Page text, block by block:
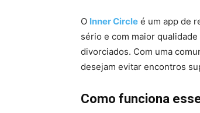
O Inner Circle é um app de
sério e com maior
divorciados. Com uma
desejam evitar encontros
Como funciona